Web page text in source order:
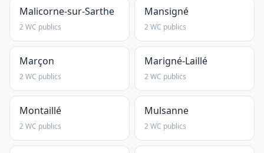
Malicorne-sur-Sarthe
2 WC publics
Mansigné
2 WC publics
Marçon
2 WC publics
Marigné-Laillé
2 WC publics
Montaillé
2 WC publics
Mulsanne
2 WC publics